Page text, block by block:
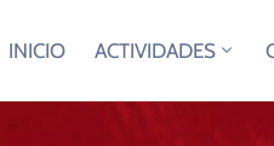
INICIO ACTIVIDADES